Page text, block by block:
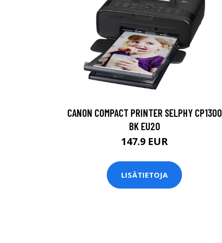
CANON COMPACT PRINTER SELPHY CP1300
BK EU20
147.9 EUR
LISÄTIETOJA